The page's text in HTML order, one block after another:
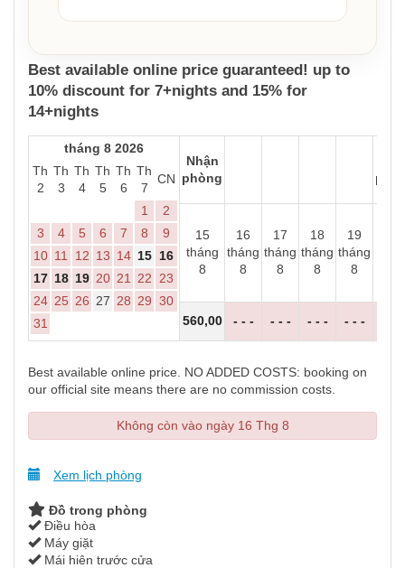
Best available online price guaranteed! up to
10% discount for 7+nights and 15% for
14+nights
tháng 8 2026
Th
2
Th
3
Th
4
Th
5
Th
6
Th
7
CN
1
2
3
4 5 6 7 8
9
10 11 12 13 14 15 16
17 18 19 20 21 22
23
24 25 26 27 28 29 30
31
Nhận
phòng
15
tháng
8
16
tháng
8
17
tháng
8
18
tháng
8
19
tháng
8
560,00 - - - - - - - - - - - -
Best available online price. NO ADDED COSTS: booking on
our official site means there are no commission costs.
Không còn vào ngày 16 Thg 8
Xem lịch phòng
Đồ trong phòng
Điều hòa
Máy giặt
Mái hiên trước cửa